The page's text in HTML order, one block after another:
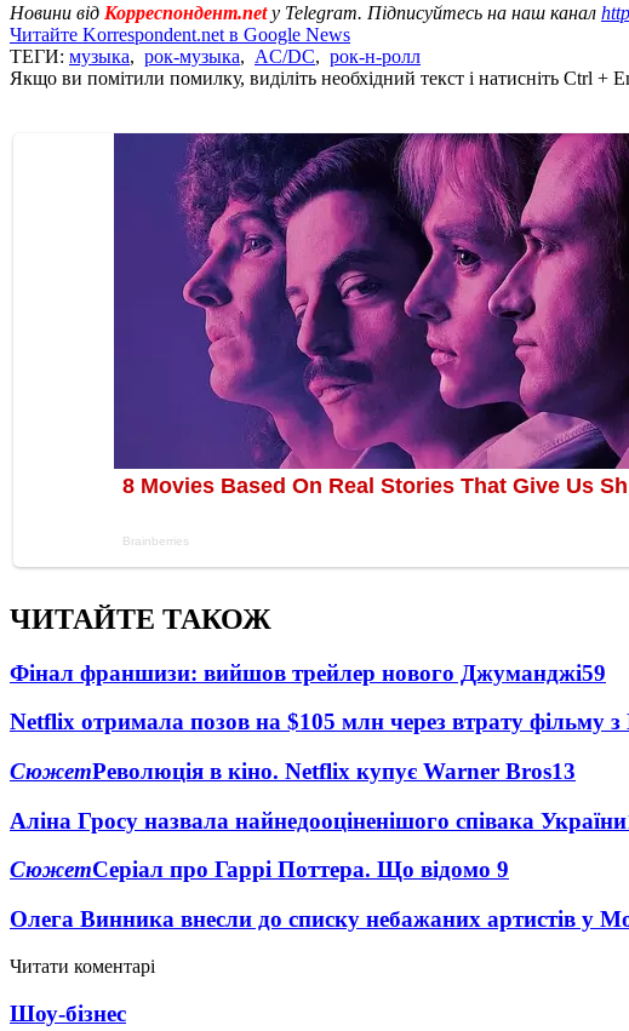
Новини від Корреспондент.netу Telegram. Підписуйтесь на наш канал
Читайте Korrespondent.net в Google News
ТЕГИ: музыка, рок-музыка, AC/DC, рок-н-ролл
Якщо ви помітили помилку, виділіть необхідний текст і натисніть Ctrl +
ЧИТАЙТЕ ТАКОЖ
Фінал франшизи: вийшов трейлер нового Джуманджі59
Netflix отримала позов на $105 млн через втрату фільму
СюжетРеволюція в кіно. Netflix купує Warner Bros13
Аліна Гросу назвала найнедооціненішого співака України
СюжетСеріал про Гаррі Поттера. Що відомо 9
Олега Винника внесли до списку небажаних артистів у
Читати коментарі
Шоу-бізнес